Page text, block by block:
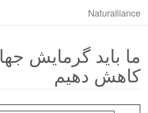
Naturalliance
ما باید گرمایش
کاهش دهیم